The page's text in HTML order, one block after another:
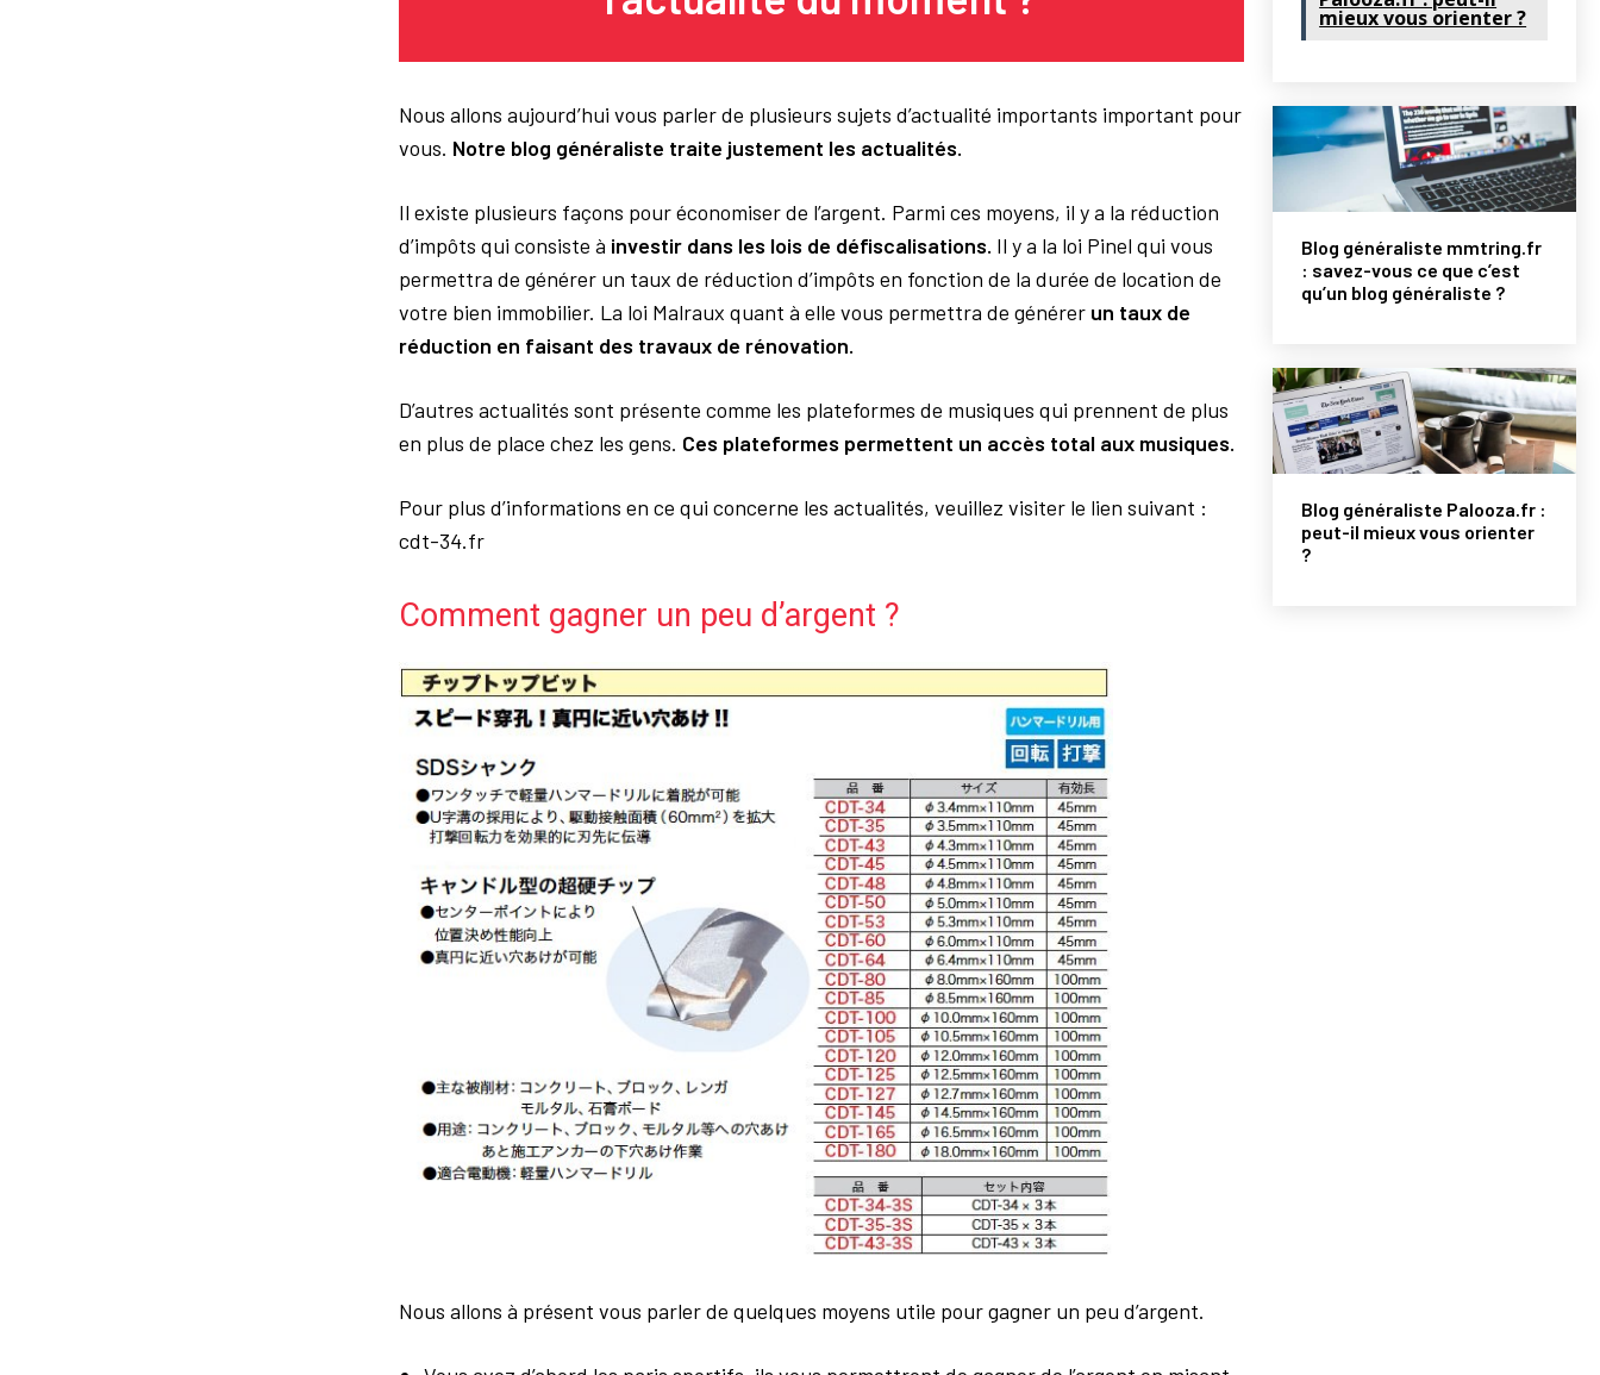
Nous allons aujourd’hui vous parler de plusieurs sujets d’actualité importants important pour
vous. Notre blog généraliste traite justement les actualités.
Il existe plusieurs façons pour économiser de l’argent. Parmi ces moyens, il y a la réduction
d’impôts qui consiste à investir dans les lois de défiscalisations. Il y a la loi Pinel qui vous
permettra de générer un taux de réduction d’impôts en fonction de la durée de location de
votre bien immobilier. La loi Malraux quant à elle vous permettra de générerun taux de
réduction en faisant des travaux de rénovation.
D’autres actualités sont présente comme les plateformes de musiques qui prennent de plus
en plus de place chez les gens. Ces plateformes permettent un accès total aux musiques.
Pour plus d’informations en ce qui concerne les actualités, veuillez visiter le lien suivant :
cdt-34.fr
Comment gagner un peu d’argent ?
Nous allons à présent vous parler de quelques moyens utile pour gagner un peu d’argent.
mieux vous orienter ?
Blog généraliste mmtring.fr
: savez-vous ce que c’est
qu’un blog généraliste ?
Blog généraliste Palooza.fr :
peut-il mieux vous orienter
?